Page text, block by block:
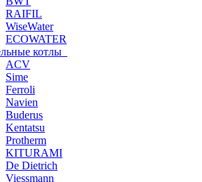
RAIFIL
WiseWater
ECOWATER
котлы
ACV
Sime
Ferroli
Navien
Buderus
Kentatsu
Protherm
KITURAMI
De Dietrich
Viessmann